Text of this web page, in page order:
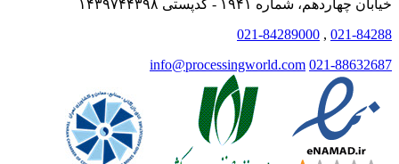
خیابان چهاردهم، شماره ۱۹۴۱ - کدپستی ۱۴۳۹۷۴۴۳۹۸
021-84288
,
021-84289000
021-88632687
info@processingworld.com